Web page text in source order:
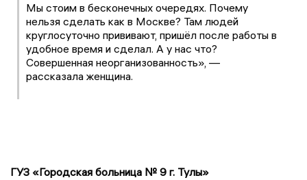
Мы стоим в бесконечных очередях. Почему
нельзя сделать как в Москве? Там людей
круглосуточно прививают, пришёл после работы в
удобное время и сделал. А у нас что?
Совершенная неорганизованность», —
рассказала женщина.
ГУЗ «Городская больница № 9 г. Тулы»